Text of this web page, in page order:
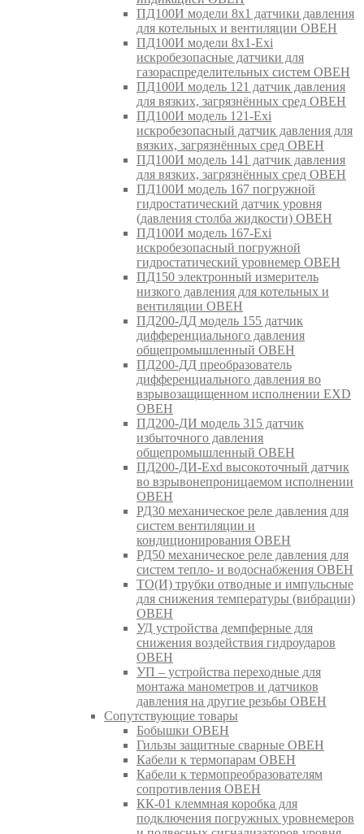
ПД100И модели 8х1 датчики давления
для котельных и вентиляции ОВЕН
ПД100И модели 8х1-Exi
искробезопасные датчики для
газораспределительных систем ОВЕН
ПД100И модель 121 датчик давления
для вязких, загрязнённых сред ОВЕН
ПД100И модель 121-Exi
искробезопасный датчик давления для
вязких, загрязнённых сред ОВЕН
ПД100И модель 141 датчик давления
для вязких, загрязнённых сред ОВЕН
ПД100И модель 167 погружной
гидростатический датчик уровня
(давления столба жидкости) ОВЕН
ПД100И модель 167-Exi
искробезопасный погружной
гидростатический уровнемер ОВЕН
ПД150 электронный измеритель
низкого давления для котельных и
вентиляции ОВЕН
ПД200-ДД модель 155 датчик
дифференциального давления
общепромышленный ОВЕН
ПД200-ДД преобразователь
дифференциального давления во
взрывозащищенном исполнении EXD
ОВЕН
ПД200-ДИ модель 315 датчик
избыточного давления
общепромышленный ОВЕН
ПД200-ДИ-Exd высокоточный датчик
во взрывонепроницаемом исполнении
ОВЕН
РД30 механическое реле давления для
систем вентиляции и
кондиционирования ОВЕН
РД50 механическое реле давления для
систем тепло- и водоснабжения ОВЕН
ТО(И) трубки отводные и импульсные
для снижения температуры (вибрации)
ОВЕН
УД устройства демпферные для
снижения воздействия гидроударов
ОВЕН
УП – устройства переходные для
монтажа манометров и датчиков
давления на другие резьбы ОВЕН
Сопутствующие товары
Бобышки ОВЕН
Гильзы защитные сварные ОВЕН
Кабели к термопарам ОВЕН
Кабели к термопреобразователям
сопротивления ОВЕН
КК-01 клеммная коробка для
подключения погружных уровнемеров